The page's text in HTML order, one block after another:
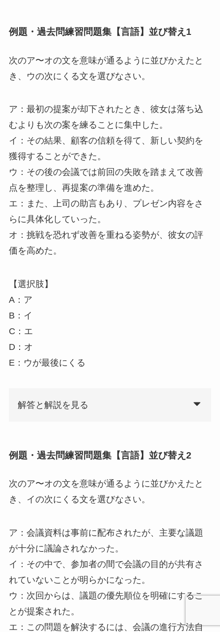
例題・過去問練習問題集【言語】並び替え1
次のア〜オの文を意味が通るように並びかえたと
き、ウの次にくる文を選びなさい。
ア：最初の提案が却下されたとき、彼女は落ち込
むよりも次の案を練ることに集中した。
イ：その結果、顧客の信頼を得て、新しい契約を
獲得することができた。
ウ：その後の会議では前回の失敗を踏まえて改善
点を整理し、再提案の準備を進めた。
エ：また、上司の助言もあり、プレゼン内容をさ
らに具体化していった。
オ：挑戦を恐れず改善を重ねる姿勢が、彼女の評
価を高めた。
【選択肢】
A：ア
B：イ
C：エ
D：オ
E：ウが最後にくる
解答と解説を見る
例題・過去問練習問題集【言語】並び替え2
次のア〜オの文を意味が通るように並びかえたと
き、イの次にくる文を選びなさい。
ア：会議資料は事前に配布されたが、主要な議題
が十分に議論されなかった。
イ：その中で、参加者の間で会議の目的が共有さ
れていないことが明らかになった。
ウ：次回からは、議題の優先順位を明確にするこ
とが提案された。
エ：この問題を解決するには、会議の進行方法自